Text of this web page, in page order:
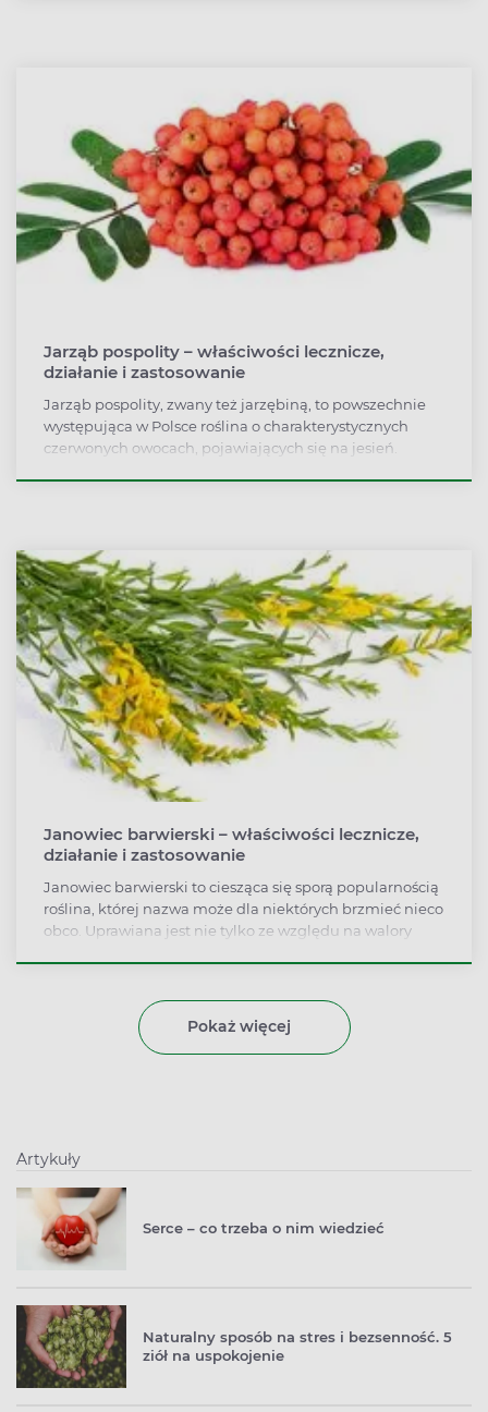
stosować jasnotę białą i jak wpływa na organizm?
Jarząb pospolity – właściwości lecznicze,
działanie i zastosowanie
Jarząb pospolity, zwany też jarzębiną, to powszechnie
występująca w Polsce roślina o charakterystycznych
czerwonych owocach, pojawiających się na jesień.
jarzębu pospolitego wykorzystywane jest przy
osłabionej czynności nerek i na problemy z drogami
moczowymi. Jakimi jeszcze właściwościami cechuje się
jarząb pospolity i kiedy warto go stosować?
Janowiec barwierski – właściwości lecznicze,
działanie i zastosowanie
Janowiec barwierski to ciesząca się sporą popularnością
roślina, której nazwa może dla niektórych brzmieć nieco
obco. Uprawiana jest nie tylko ze względu na walory
oraz szkodliwych produktów przemiany materii. W
związku z tym znajduje zastosowanie w leczeniu
Pokaż więcej
Artykuły
Serce – co trzeba o nim wiedzieć
Naturalny sposób na stres i bezsenność. 5
ziół na uspokojenie